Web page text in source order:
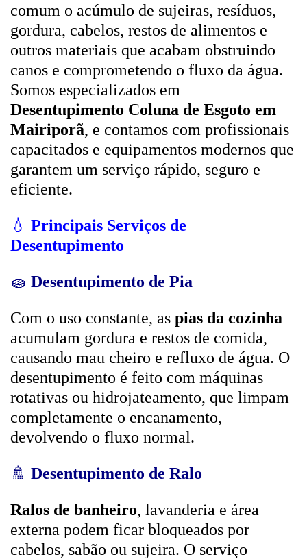
comum o acúmulo de sujeiras, resíduos,
gordura, cabelos, restos de alimentos e
outros materiais que acabam obstruindo
canos e comprometendo o fluxo da água.
Somos especializados em
Desentupimento Coluna de Esgoto em
Mairiporã, e contamos com profissionais
capacitados e equipamentos modernos que
garantem um serviço rápido, seguro e
eficiente.
💧 Principais Serviços de
Desentupimento
🧽 Desentupimento de Pia
Com o uso constante, as pias da cozinha
acumulam gordura e restos de comida,
causando mau cheiro e refluxo de água. O
desentupimento é feito com máquinas
rotativas ou hidrojateamento, que limpam
completamente o encanamento,
devolvendo o fluxo normal.
🚿 Desentupimento de Ralo
Ralos de banheiro, lavanderia e área
externa podem ficar bloqueados por
cabelos, sabão ou sujeira. O serviço